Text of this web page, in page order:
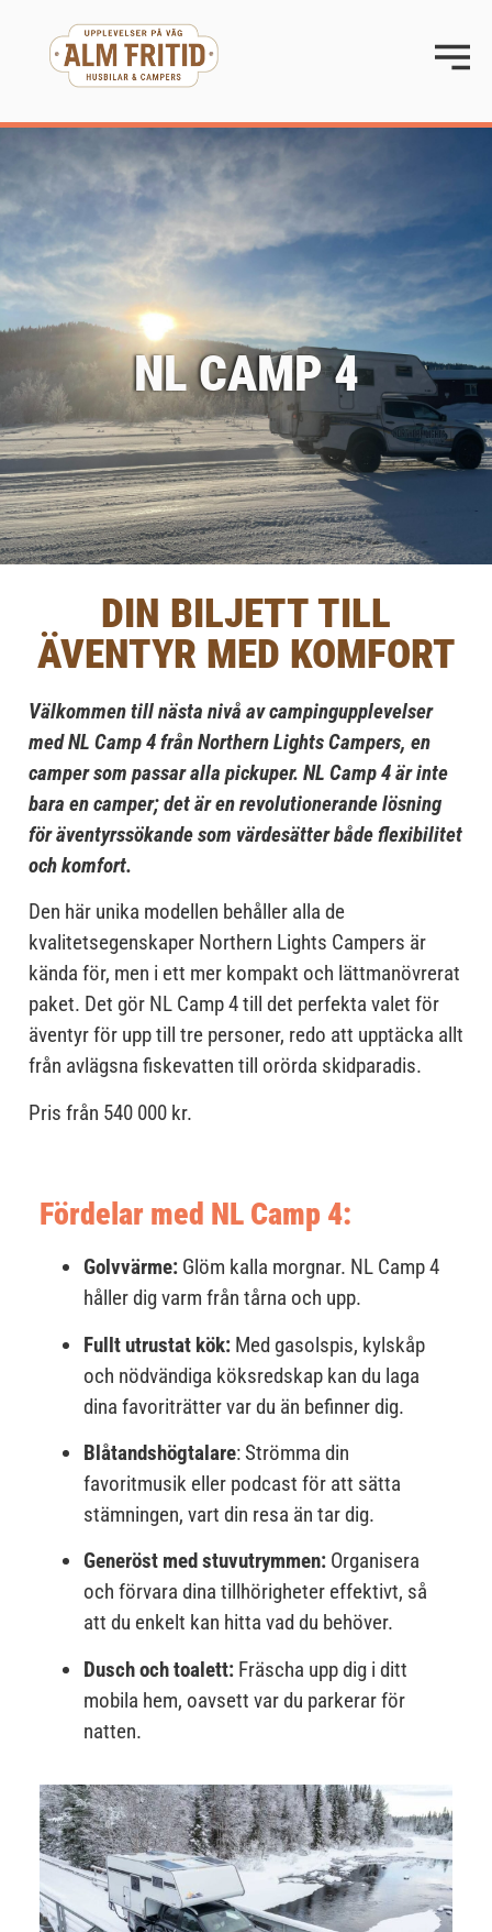
NL CAMP 4
DIN BILJETT TILL
ÄVENTYR MED KOMFORT
Välkommen till nästa nivå av campingupplevelser
med NL Camp 4 från Northern Lights Campers, en
camper som passar alla pickuper. NL Camp 4 är inte
bara en camper; det är en revolutionerande lösning
för äventyrssökande som värdesätter både flexibilitet
och komfort.
Den här unika modellen behåller alla de
kvalitetsegenskaper Northern Lights Campers är
kända för, men i ett mer kompakt och lättmanövrerat
paket. Det gör NL Camp 4 till det perfekta valet för
äventyr för upp till tre personer, redo att upptäcka allt
från avlägsna fiskevatten till orörda skidparadis.
Pris från 540 000 kr.
Fördelar med NL Camp 4:
Golvvärme: Glöm kalla morgnar. NL Camp 4
håller dig varm från tårna och upp.
Fullt utrustat kök: Med gasolspis, kylskåp
och nödvändiga köksredskap kan du laga
dina favoriträtter var du än befinner dig.
Blåtandshögtalare: Strömma din
favoritmusik eller podcast för att sätta
stämningen, vart din resa än tar dig.
Generöst med stuvutrymmen: Organisera
och förvara dina tillhörigheter effektivt, så
att du enkelt kan hitta vad du behöver.
Dusch och toalett: Fräscha upp dig i ditt
mobila hem, oavsett var du parkerar för
natten.